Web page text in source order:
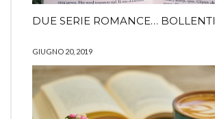
DUE SERIE ROMANCE… BOLLENTI
GIUGNO 20, 2019